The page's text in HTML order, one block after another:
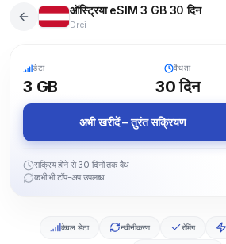
ऑस्ट्रिया eSIM 3 GB 30 दिन
Drei
डेटा
3 GB
वैधता
30 दिन
अभी खरीदें – तुरंत सक्रियण
सक्रिय होने से 30 दिनों तक वैध
कभी भी टॉप-अप उपलब्ध
केवल डेटा नवीनीकरण रोमिंग